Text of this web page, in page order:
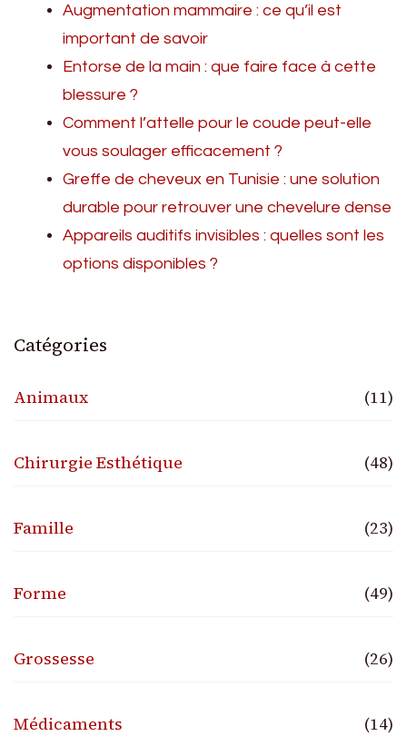
Augmentation mammaire : ce qu’il est
important de savoir
Entorse de la main : que faire face à cette
blessure ?
Comment l’attelle pour le coude peut-elle
vous soulager efficacement ?
Greffe de cheveux en Tunisie : une solution
durable pour retrouver une chevelure dense
Appareils auditifs invisibles : quelles sont les
options disponibles ?
Catégories
Animaux (11)
Chirurgie Esthétique (48)
Famille (23)
Forme (49)
Grossesse (26)
Médicaments (14)